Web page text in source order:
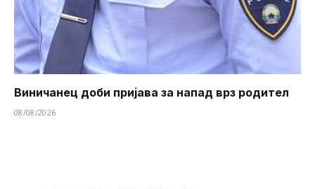
Виничанец доби пријава за напад врз родител
08/08/2026